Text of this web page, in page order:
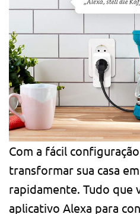
Com a fácil
transformar sua casa
rapidamente. Tudo que
aplicativo Alexa para